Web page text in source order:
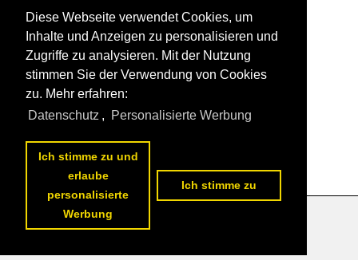
Diese Webseite verwendet Cookies, um
Inhalte und Anzeigen zu personalisieren und
Zugriffe zu analysieren. Mit der Nutzung
stimmen Sie der Verwendung von Cookies
zu. Mehr erfahren:
Datenschutz , Personalisierte Werbung
Ich stimme zu und
erlaube
personalisierte
Werbung
Ich stimme zu